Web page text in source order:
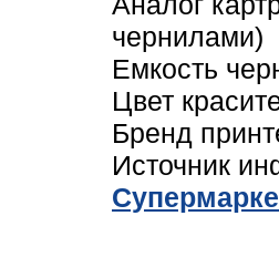
чернилами)
Емкость
Цвет
Бренд
Источник